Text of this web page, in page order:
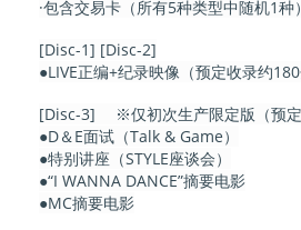
·包含交易卡（所有5种类型中随机1种）
[Disc-1] [Disc-2]
●LIVE正编+纪录映像（预定收录约180
[Disc-3] ※仅初次生产限定版（预定
●D＆E面试（Talk & Game）
●特别讲座（STYLE座谈会）
●“I WANNA DANCE”摘要电影
●MC摘要电影